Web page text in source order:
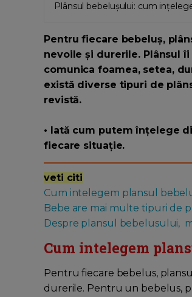
Plânsul bebelușului: cum
Pentru fiecare bebeluș,
nevoile și durerile. Plânsul
comunica foamea, setea,
există diverse tipuri de
revistă.
• Iată cum putem înțelege
fiecare situație.
veti citi
Cum intelegem plansul
Bebe are mai multe tipuri de
Despre plansul bebelusului,
Cum intelegem
Pentru fiecare bebelus,
durerile. Pentru un bebelus,